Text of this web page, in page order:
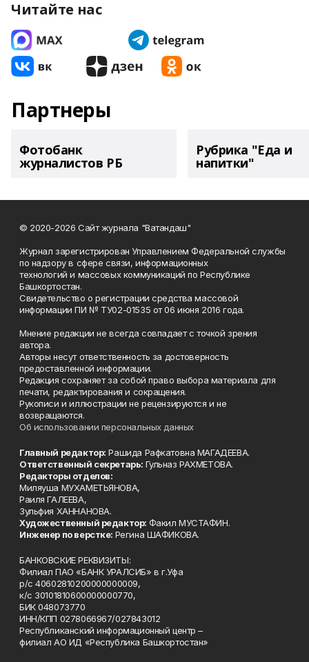
Читайте нас
Партнеры
Фотобанк
журналистов РБ
Рубрика "Еда и
напитки"
© 2020-2026 Сайт журнала "Ватандаш"
Журнал зарегистрирован Управлением Федеральной службы
по надзору в сфере связи, информационных
технологий и массовых коммуникаций по Республике
Башкортостан.
Свидетельство о регистрации средства массовой
информации ПИ № ТУ02-01535 от 06 июня 2016 года.
Мнение редакции не всегда совпадает с точкой зрения
автора.
Авторы несут ответственность за достоверность
предоставленной информации.
Редакция сохраняет за собой право выбора материала для
печати, редактирования и сокращения.
Рукописи и иллюстрации не рецензируются и не
возвращаются.
Об использовании персональных данных
Главный редактор: Рашида Рафкатовна МАГАДЕЕВА.
Ответственный секретарь: Гульназ РАХМЕТОВА.
Редакторы отделов:
Миляуша МУХАМЕТЬЯНОВА,
Раиля ГАЛЕЕВА,
Зульфия ХАННАНОВА.
Художественный редактор: Факил МУСТАФИН.
Инженер по верстке: Регина ШАФИКОВА.
БАНКОВСКИЕ РЕКВИЗИТЫ:
Филиал ПАО «БАНК УРАЛСИБ» в г.Уфа
р/с 40602810200000000009,
к/с 30101810600000000770,
БИК 048073770
ИНН/КПП 0278066967/027843012
Республиканский информационный центр –
филиал АО ИД «Республика Башкортостан»